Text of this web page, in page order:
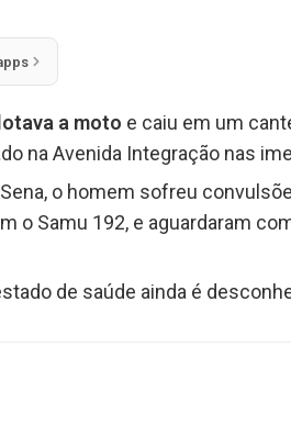
a moto e caiu em um
na Avenida Integração nas
o homem sofreu
o Samu 192, e aguardaram
de saúde ainda é